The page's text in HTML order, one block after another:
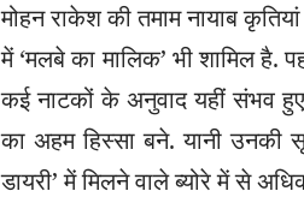
मोहन राकेश की तमाम नायाब
में ‘मलबे का मालिक’ भी शामिल
कई नाटकों के अनुवाद यहीं संभव
का अहम हिस्सा बने. यानी उनकी
डायरी’ में मिलने वाले ब्योरे में से